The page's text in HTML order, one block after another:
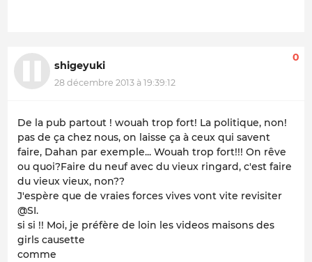
shigeyuki
28 décembre 2013 à 19:39:12
0
De la pub partout ! wouah trop fort! La politique, non!
pas de ça chez nous, on laisse ça à ceux qui savent
faire, Dahan par exemple... Wouah trop fort!!! On rêve
ou quoi?Faire du neuf avec du vieux ringard, c'est faire
du vieux vieux, non??
J'espère que de vraies forces vives vont vite revisiter
@SI.
si si !! Moi, je préfère de loin les videos maisons des
girls causette
comme